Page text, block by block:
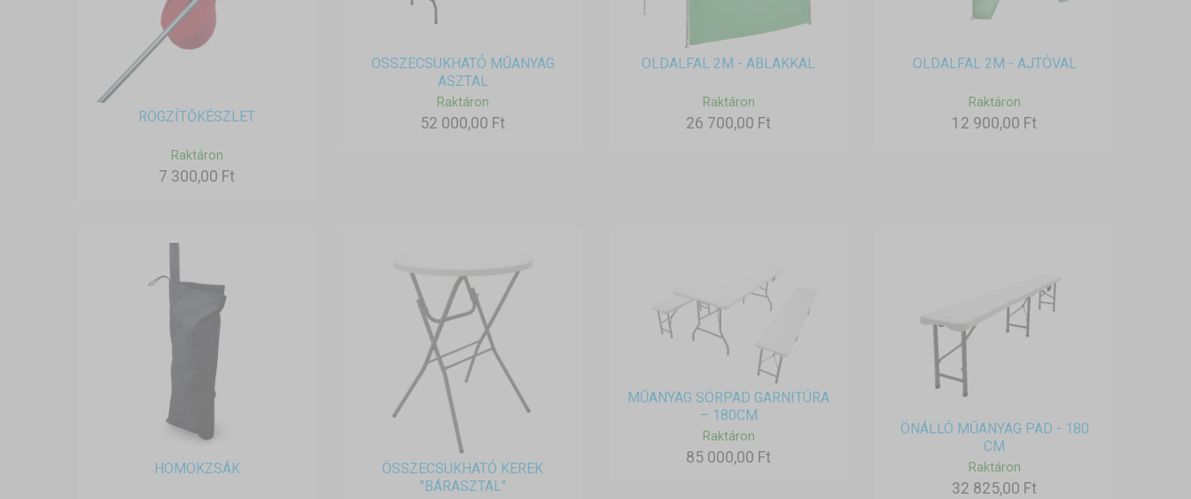
RÖGZÍTŐKÉSZLET
Raktáron
7 300,00 Ft
ÖSSZECSUKHATÓ MŰANYAG
ASZTAL
Raktáron
52 000,00 Ft
OLDALFAL 2M - ABLAKKAL
Raktáron
26 700,00 Ft
OLDALFAL 2M - AJTÓVAL
Raktáron
12 900,00 Ft
HOMOKZSÁK
ÖSSZECSUKHATÓ KEREK
"BÁRASZTAL"
MŰANYAG SÖRPAD GARNITÚRA
– 180CM
Raktáron
85 000,00 Ft
ÖNÁLLÓ MŰANYAG PAD - 180
CM
Raktáron
32 825,00 Ft